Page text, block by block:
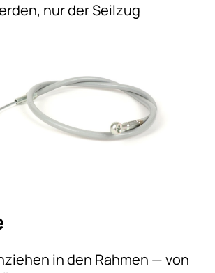
nur der Seilzug
in den Rahmen — von